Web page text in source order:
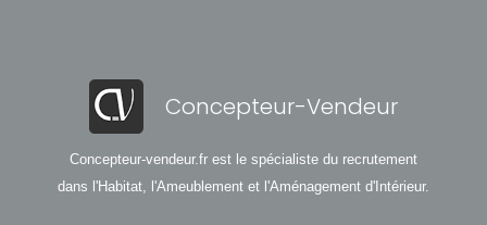
Concepteur-Vendeur
Concepteur-vendeur.fr est le spécialiste du recrutement
dans l'Habitat, l'Ameublement et l'Aménagement d'Intérieur.